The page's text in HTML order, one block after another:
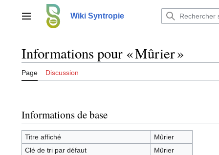
contenuMenu principalWiki Syntropie
Informations pour « Mûrier »
Page Discussion
Informations de base
Titre affiché
Mûrier
Clé de tri par défaut
Mûrier